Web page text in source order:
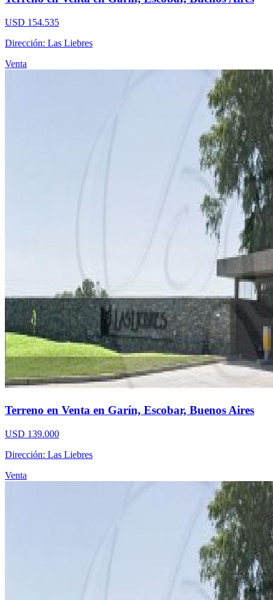
USD 154.535
Dirección: Las Liebres
Venta
Terreno en Venta en Garín, Escobar, Buenos Aires
USD 139.000
Dirección: Las Liebres
Venta